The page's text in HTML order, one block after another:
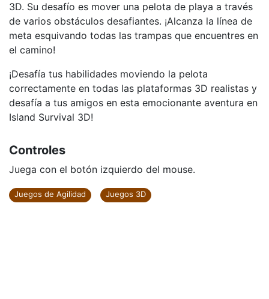
3D. Su desafío es mover una pelota de playa a través
de varios obstáculos desafiantes. ¡Alcanza la línea de
meta esquivando todas las trampas que encuentres en
el camino!
¡Desafía tus habilidades moviendo la pelota
correctamente en todas las plataformas 3D realistas y
desafía a tus amigos en esta emocionante aventura en
Island Survival 3D!
Controles
Juega con el botón izquierdo del mouse.
Juegos de Agilidad Juegos 3D